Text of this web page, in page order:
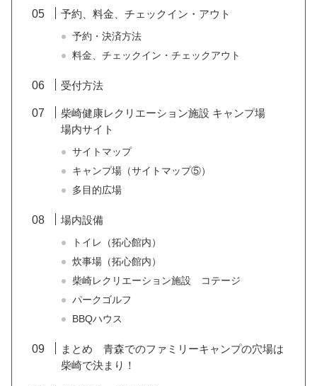
予約、料金、チェックイン・アウト
予約・決済方法
料金、チェックイン・チェックアウト
受付方法
柴崎健康レクリエーション施設 キャンプ場
場内サイト
サイトマップ
キャンプ場（サイトマップ⑤）
多目的広場
場内設備
トイレ（拓心館内）
炊事場（拓心館内）
柴崎レクリエーション施設 コテージ
パークゴルフ
BBQハウス
まとめ 青森でのファミリーキャンプの穴場は
柴崎で決まり！